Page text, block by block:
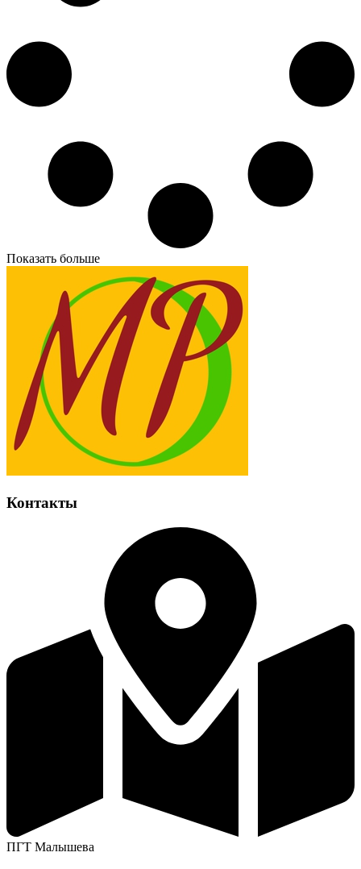
Показать больше
Контакты
ПГТ Малышева